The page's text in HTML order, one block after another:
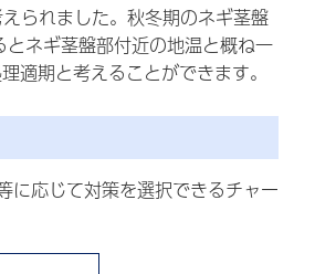
られました。秋冬期のネギ茎盤
ネギ茎盤部付近の地温と概ね一
期と考えることができます。
に応じて対策を選択できるチャー